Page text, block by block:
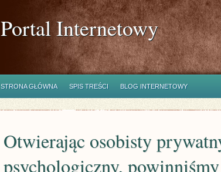
Portal Internetowy
STRONA GŁÓWNA SPIS TREŚCI BLOG INTERNETOWY
Otwierając osobisty
psychologiczny,